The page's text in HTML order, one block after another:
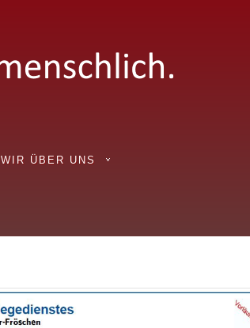
WIR ÜBER UNS